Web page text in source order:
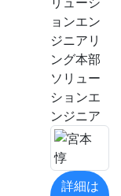
ョンエン
ジニアリ
ング本部
ソリュー
ションエ
ンジニア
詳細は